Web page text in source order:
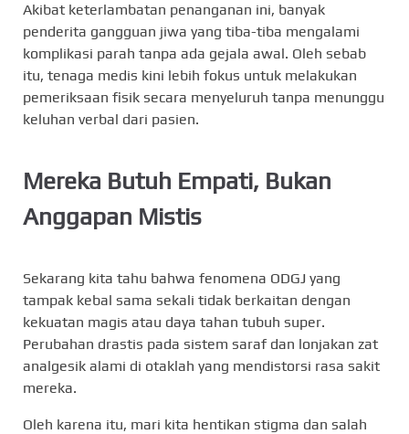
Akibat keterlambatan penanganan ini, banyak
penderita gangguan jiwa yang tiba-tiba mengalami
komplikasi parah tanpa ada gejala awal. Oleh sebab
itu, tenaga medis kini lebih fokus untuk melakukan
pemeriksaan fisik secara menyeluruh tanpa menunggu
keluhan verbal dari pasien.
Mereka Butuh Empati, Bukan
Anggapan Mistis
Sekarang kita tahu bahwa fenomena ODGJ yang
tampak kebal sama sekali tidak berkaitan dengan
kekuatan magis atau daya tahan tubuh super.
Perubahan drastis pada sistem saraf dan lonjakan zat
analgesik alami di otaklah yang mendistorsi rasa sakit
mereka.
Oleh karena itu, mari kita hentikan stigma dan salah